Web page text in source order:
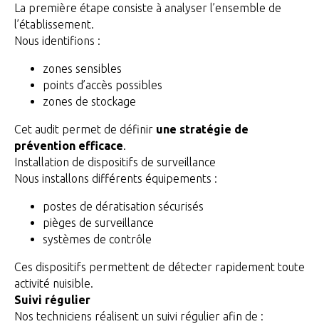
La première étape consiste à analyser l’ensemble de
l’établissement.
Nous identifions :
zones sensibles
points d’accès possibles
zones de stockage
Cet audit permet de définir une stratégie de
prévention efficace.
Installation de dispositifs de surveillance
Nous installons différents équipements :
postes de dératisation sécurisés
pièges de surveillance
systèmes de contrôle
Ces dispositifs permettent de détecter rapidement toute
activité nuisible.
Suivi régulier
Nos techniciens réalisent un suivi régulier afin de :